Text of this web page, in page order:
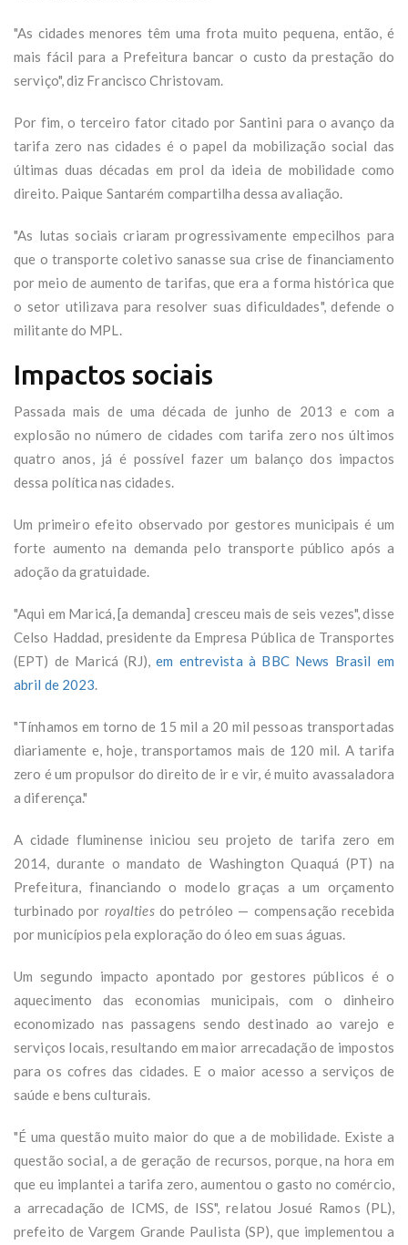
"As cidades menores têm uma frota muito pequena, então, é
mais fácil para a Prefeitura bancar o custo da prestação do
serviço", diz Francisco Christovam.
Por fim, o terceiro fator citado por Santini para o avanço da
tarifa zero nas cidades é o papel da mobilização social das
últimas duas décadas em prol da ideia de mobilidade como
direito. Paique Santarém compartilha dessa avaliação.
"As lutas sociais criaram progressivamente empecilhos para
que o transporte coletivo sanasse sua crise de financiamento
por meio de aumento de tarifas, que era a forma histórica que
o setor utilizava para resolver suas dificuldades", defende o
militante do MPL.
Impactos sociais
Passada mais de uma década de junho de 2013 e com a
explosão no número de cidades com tarifa zero nos últimos
quatro anos, já é possível fazer um balanço dos impactos
dessa política nas cidades.
Um primeiro efeito observado por gestores municipais é um
forte aumento na demanda pelo transporte público após a
adoção da gratuidade.
"Aqui em Maricá, [a demanda] cresceu mais de seis vezes", disse
Celso Haddad, presidente da Empresa Pública de Transportes
(EPT) de Maricá (RJ),em entrevista à BBC News Brasil em
abril de 2023.
"Tínhamos em torno de 15 mil a 20 mil pessoas transportadas
diariamente e, hoje, transportamos mais de 120 mil. A tarifa
zero é um propulsor do direito de ir e vir, é muito avassaladora
a diferença."
A cidade fluminense iniciou seu projeto de tarifa zero em
2014, durante o mandato de Washington Quaquá (PT) na
Prefeitura, financiando o modelo graças a um orçamento
turbinado por royaltiesdo petróleo — compensação recebida
por municípios pela exploração do óleo em suas águas.
Um segundo impacto apontado por gestores públicos é o
aquecimento das economias municipais, com o dinheiro
economizado nas passagens sendo destinado ao varejo e
serviços locais, resultando em maior arrecadação de impostos
para os cofres das cidades. E o maior acesso a serviços de
saúde e bens culturais.
"É uma questão muito maior do que a de mobilidade. Existe a
questão social, a de geração de recursos, porque, na hora em
que eu implantei a tarifa zero, aumentou o gasto no comércio,
a arrecadação de ICMS, de ISS", relatou Josué Ramos (PL),
prefeito de Vargem Grande Paulista (SP), que implementou a